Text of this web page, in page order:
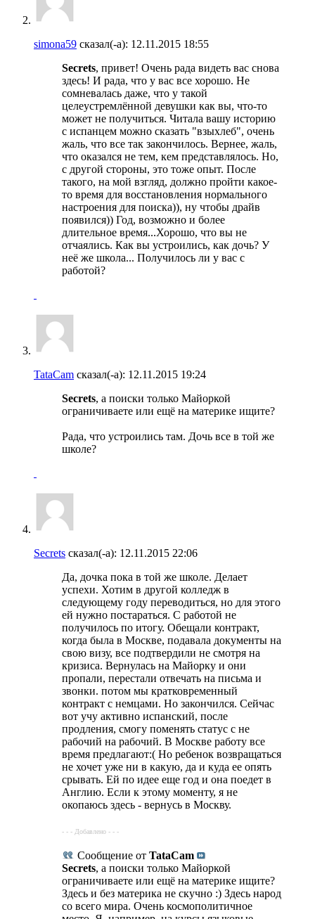
simona59 сказал(-а): 12.11.2015 18:55
Secrets, привет! Очень рада видеть вас снова
здесь! И рада, что у вас все хорошо. Не
сомневалась даже, что у такой
целеустремлённой девушки как вы, что-то
может не получиться. Читала вашу историю
с испанцем можно сказать "взыхлеб", очень
жаль, что все так закончилось. Вернее, жаль,
что оказался не тем, кем представлялось. Но,
с другой стороны, это тоже опыт. После
такого, на мой взгляд, должно пройти какое-
то время для восстановления нормального
настроения для поиска)), ну чтобы драйв
появился)) Год, возможно и более
длительное время...Хорошо, что вы не
отчаялись. Как вы устроились, как дочь? У
неё же школа... Получилось ли у вас с
работой?
TataCam сказал(-а): 12.11.2015 19:24
Secrets, а поиски только Майоркой
ограничиваете или ещё на материке ищите?
Рада, что устроились там. Дочь все в той же
школе?
Secrets сказал(-а): 12.11.2015 22:06
Да, дочка пока в той же школе. Делает
успехи. Хотим в другой колледж в
следующему году переводиться, но для этого
ей нужно постараться. С работой не
получилось по итогу. Обещали контракт,
когда была в Москве, подавала документы на
свою визу, все подтвердили не смотря на
кризиса. Вернулась на Майорку и они
пропали, перестали отвечать на письма и
звонки. потом мы кратковременный
контракт с немцами. Но закончился. Сейчас
вот учу активно испанский, после
продления, смогу поменять статус с не
рабочий на рабочий. В Москве работу все
время предлагают:( Но ребенок возвращаться
не хочет уже ни в какую, да и куда ее опять
срывать. Ей по идее еще год и она поедет в
Англию. Если к этому моменту, я не
окопаюсь здесь - вернусь в Москву.
- - - Добавлено - - -
Сообщение от TataCam
Secrets, а поиски только Майоркой
ограничиваете или ещё на материке ищите?
Здесь и без материка не скучно :) Здесь народ
со всего мира. Очень космополитичное